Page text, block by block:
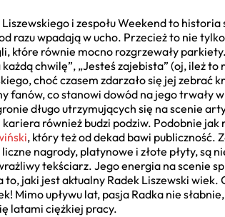
i zespołu Weekend to
razu wpadają w ucho. Przecież to nie
które równie mocno rozgrzewały
każdą chwilę”, „Jesteś zajebista” (oj, ileż
choć czasem zdarzało się jej
fanów, co stanowi dowód na jego trwały
długo utrzymujących się na scenie
kariera również budzi podziw. Podobnie jak
, który też od dekad bawi publiczność.
nagrody, platynowe i złote płyty, są
tekściarz. Jego energia na scenie
to, jaki jest aktualny Radek Liszewski
Mimo upływu lat, pasja Radka nie
latami ciężkiej pracy.